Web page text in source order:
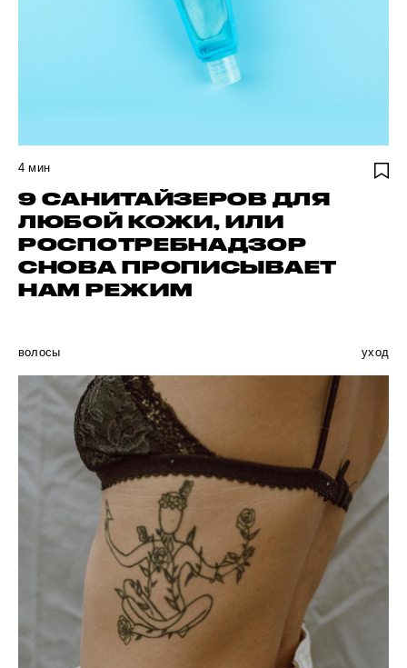
4 мин
9 САНИТАЙЗЕРОВ ДЛЯ
ЛЮБОЙ КОЖИ, ИЛИ
РОСПОТРЕБНАДЗОР
СНОВА ПРОПИСЫВАЕТ
НАМ РЕЖИМ
волосы уход